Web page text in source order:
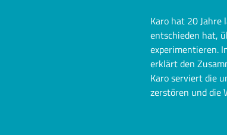
Karo hat 20
entschieden hat,
experimentieren.
erklärt den
Karo serviert die
zerstören und die